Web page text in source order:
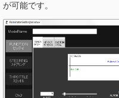
が可能です。